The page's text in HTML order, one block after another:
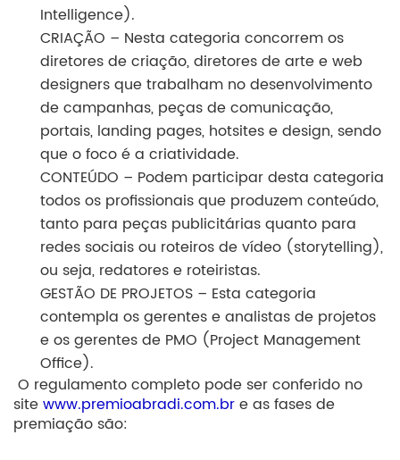
Intelligence).
CRIAÇÃO – Nesta categoria concorrem os
diretores de criação, diretores de arte e web
designers que trabalham no desenvolvimento
de campanhas, peças de comunicação,
portais, landing pages, hotsites e design, sendo
que o foco é a criatividade.
CONTEÚDO – Podem participar desta categoria
todos os profissionais que produzem conteúdo,
tanto para peças publicitárias quanto para
redes sociais ou roteiros de vídeo (storytelling),
ou seja, redatores e roteiristas.
GESTÃO DE PROJETOS – Esta categoria
contempla os gerentes e analistas de projetos
e os gerentes de PMO (Project Management
Office).
O regulamento completo pode ser conferido no
sitewww.premioabradi.com.bre as fases de
premiação são: